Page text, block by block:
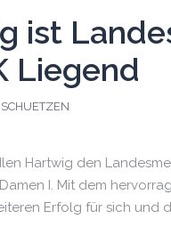
ist
Liegend
SCHUETZEN
Hartwig den
I. Mit dem
Erfolg für sich und